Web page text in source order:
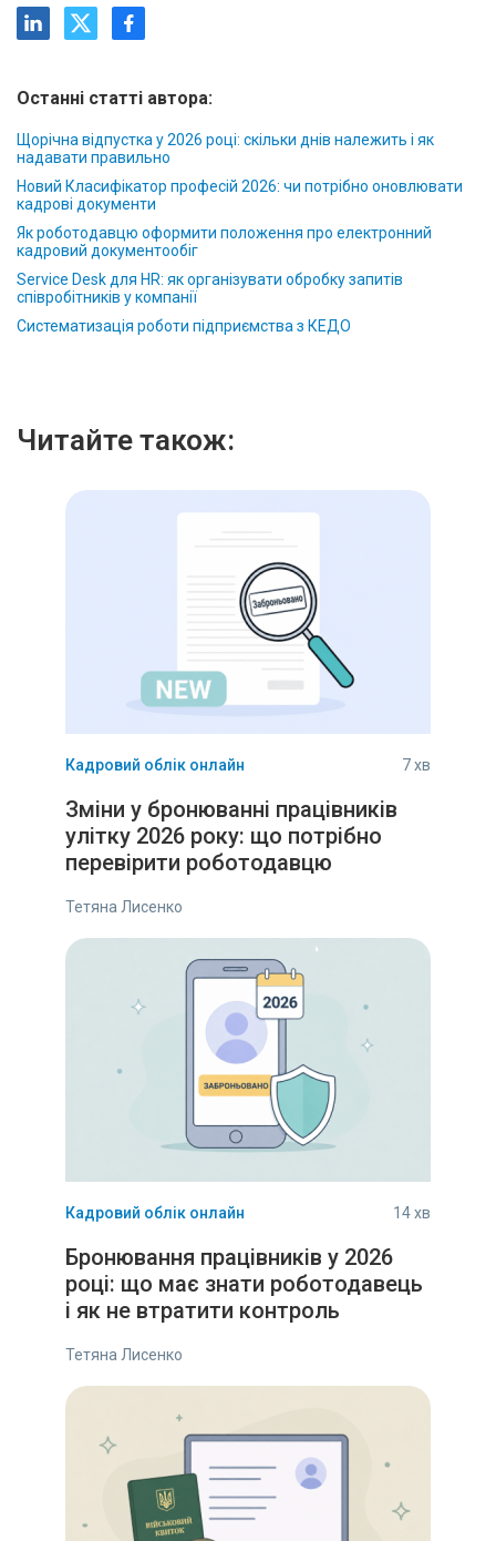
Останні статті автора:
Щорічна відпустка у 2026 році: скільки днів належить і як
надавати правильно
Новий Класифікатор професій 2026: чи потрібно оновлювати
кадрові документи
Як роботодавцю оформити положення про електронний
кадровий документообіг
Service Desk для HR: як організувати обробку запитів
співробітників у компанії
Систематизація роботи підприємства з КЕДО
Читайте також:
Кадровий облік онлайн 7 хв
Зміни у бронюванні працівників
улітку 2026 року: що потрібно
перевірити роботодавцю
Тетяна Лисенко
Кадровий облік онлайн 14 хв
Бронювання працівників у 2026
році: що має знати роботодавець
і як не втратити контроль
Тетяна Лисенко